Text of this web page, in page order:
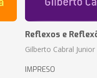
Reflexos e
Gilberto Cabral Junior
IMPRESO